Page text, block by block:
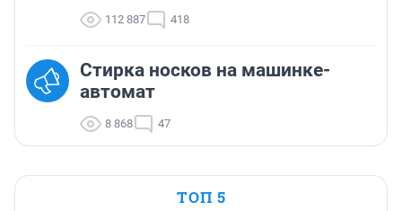
112 887 418
Стирка носков на машинке-
автомат
8 868 47
ТОП 5